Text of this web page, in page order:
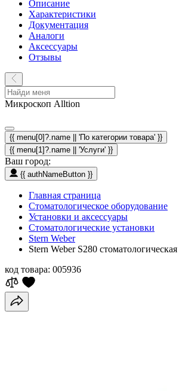
Описание
Характеристики
Документация
Аналоги
Аксессуары
Отзывы
Микроскоп Alltion
{{ menu[0]?.name || 'По категории товара' }}
{{ menu[1]?.name || 'Услуги' }}
Ваш город:
{{ authNameButton }}
Главная страница
Стоматологическое оборудование
Установки и аксессуары
Стоматологические установки
Stern Weber
Stern Weber S280
код товара: 005936